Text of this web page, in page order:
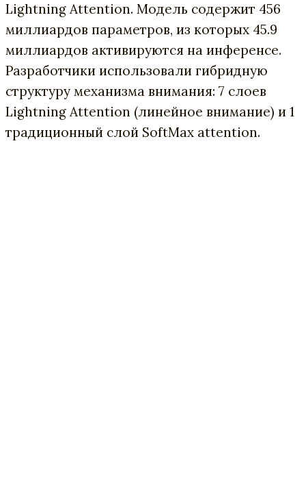
Lightning Attention. Модель содержит 456
миллиардов параметров, из которых 45.9
миллиардов активируются на инференсе.
Разработчики использовали гибридную
структуру механизма внимания: 7 слоев
Lightning Attention (линейное внимание) и 1
традиционный слой SoftMax attention.